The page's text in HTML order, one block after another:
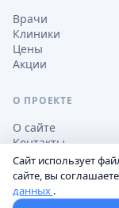
Врачи
Клиники
Цены
Акции
О ПРОЕКТЕ
О сайте
Контакты
Обработка
Сайт использует
сайте, вы
данных .